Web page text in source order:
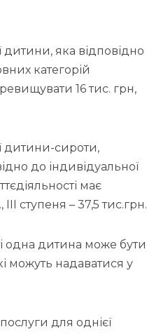
дитини, яка відповідно
категорій
16 тис. грн,
дитини-сироти,
до індивідуальної
має
ступеня – 37,5 тис.грн.
одна дитина може бути
можуть надаватися у
послуги для однієї